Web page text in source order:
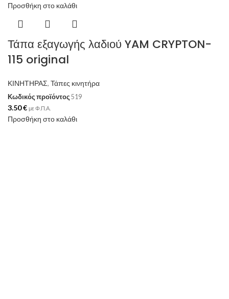
Προσθήκη στο καλάθι
Τάπα εξαγωγής λαδιού YAM CRYPTON-
115 original
ΚΙΝΗΤΗΡΑΣ, Τάπες κινητήρα
Κωδικός προϊόντος 519
3.50€ με Φ.Π.Α.
Προσθήκη στο καλάθι